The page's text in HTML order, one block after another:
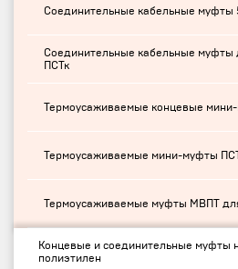
Соединительные кабельные муфты
Соединительные кабельные муфты
ПСТк
Термоусаживаемые концевые
Термоусаживаемые мини-муфты
Термоусаживаемые муфты МВПТ
Концевые и соединительные муфты
полиэтилен